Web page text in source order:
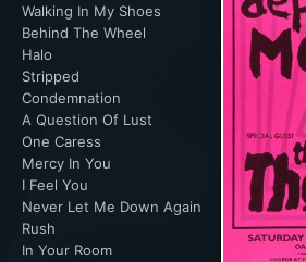
Walking In My Shoes
Behind The Wheel
Halo
Stripped
Condemnation
A Question Of Lust
One Caress
Mercy In You
I Feel You
Never Let Me Down Again
Rush
In Your Room